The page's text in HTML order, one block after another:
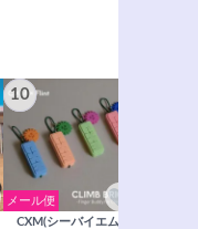
10
メール便
CXM(シーバイエム)